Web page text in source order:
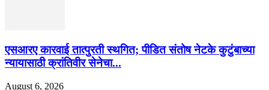
एसआरए कारवाई तात्पुरती स्थगित; पीडित संतोष नेटके कुटुंबाच्या
न्यायासाठी क्रांतिवीर सेनेचा...
August 6, 2026